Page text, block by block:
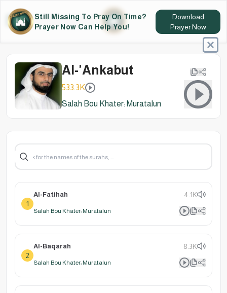
Still Missing To Pray On Time?
Prayer Now Can Help You!
Download
Prayer Now
Al-'Ankabut
533.3K
Salah Bou Khater: Muratalun
1
Al-Fatihah 4.1K
Salah Bou Khater: Muratalun
2
Al-Baqarah 8.3K
Salah Bou Khater: Muratalun